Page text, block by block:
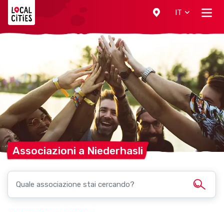
IT
Associazioni a Niederhasli